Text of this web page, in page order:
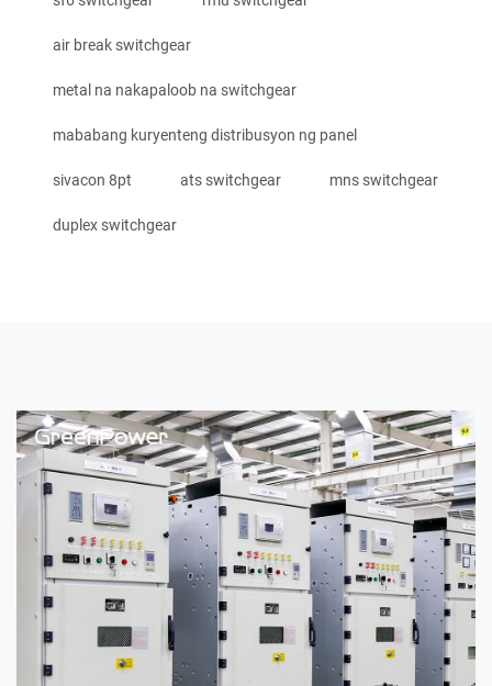
air break switchgear
metal na nakapaloob na switchgear
mababang kuryenteng distribusyon ng panel
sivacon 8pt ats switchgear mns switchgear
duplex switchgear